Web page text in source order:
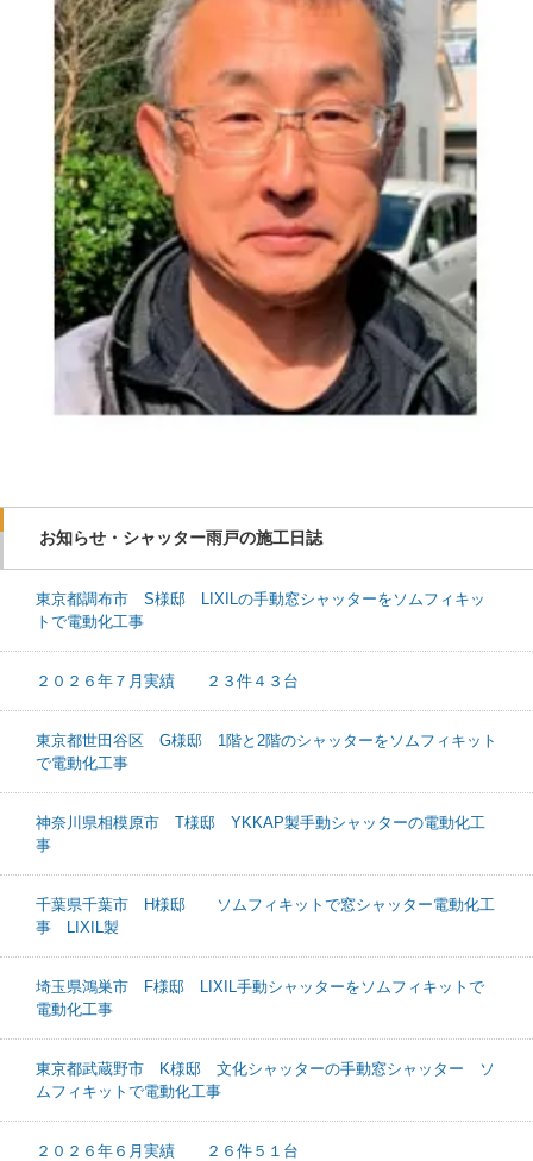
お知らせ・シャッター雨戸の施工日誌
東京都調布市 S様邸 LIXILの手動窓シャッターをソムフィキッ
トで電動化工事
２０２６年７月実績 ２３件４３台
東京都世田谷区 G様邸 1階と2階のシャッターをソムフィキット
で電動化工事
神奈川県相模原市 T様邸 YKKAP製手動シャッターの電動化工
事
千葉県千葉市 H様邸 ソムフィキットで窓シャッター電動化工
事 LIXIL製
埼玉県鴻巣市 F様邸 LIXIL手動シャッターをソムフィキットで
電動化工事
東京都武蔵野市 K様邸 文化シャッターの手動窓シャッター ソ
ムフィキットで電動化工事
２０２６年６月実績 ２６件５１台